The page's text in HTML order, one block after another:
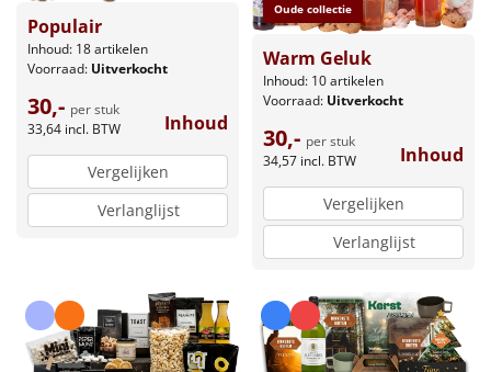
Populair
Inhoud: 18 artikelen
Voorraad: Uitverkocht
30,- per stuk
33,64 incl. BTW Inhoud
Vergelijken
Verlanglijst
Oude collectie
Warm Geluk
Inhoud: 10 artikelen
Voorraad: Uitverkocht
30,- per stuk
34,57 incl. BTW Inhoud
Vergelijken
Verlanglijst